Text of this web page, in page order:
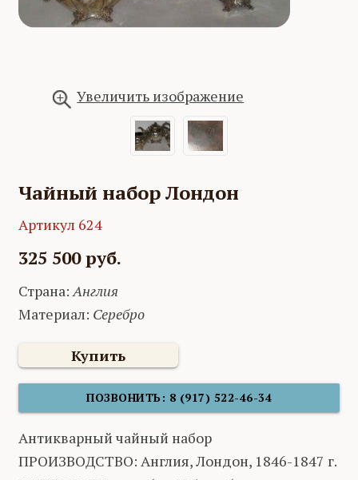
Увеличить изображение
Чайный набор Лондон
Артикул 624
325 500 руб.
Страна:Англия
Материал: Серебро
Купить
ПОЗВОНИТЬ: 8 (917) 522-46-34
Антикварный чайный набор
ПРОИЗВОДСТВО: Англия, Лондон, 1846-1847 г.